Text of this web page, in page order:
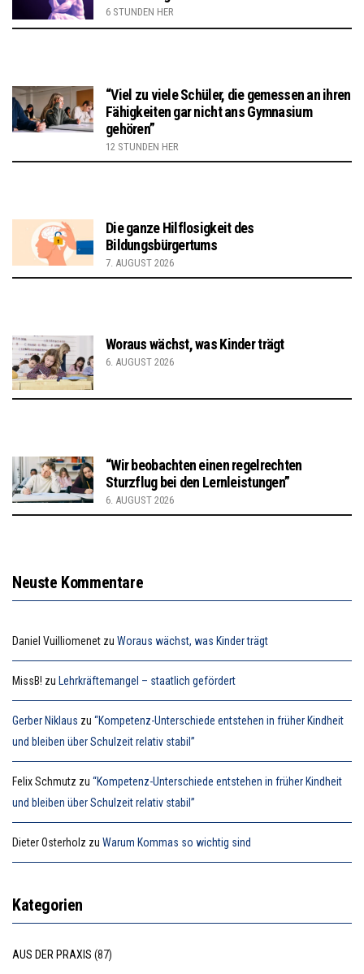
6 STUNDEN HER
“Viel zu viele Schüler, die gemessen an ihren
Fähigkeiten gar nicht ans Gymnasium
gehören”
12 STUNDEN HER
Die ganze Hilflosigkeit des
Bildungsbürgertums
7. AUGUST 2026
Woraus wächst, was Kinder trägt
6. AUGUST 2026
“Wir beobachten einen regelrechten
Sturzflug bei den Lernleistungen”
6. AUGUST 2026
Neuste Kommentare
Daniel Vuilliomenet zu Woraus wächst, was Kinder trägt
MissB! zu Lehrkräftemangel – staatlich gefördert
Gerber Niklaus zu “Kompetenz-Unterschiede entstehen in früher Kindheit
und bleiben über Schulzeit relativ stabil”
Felix Schmutz zu “Kompetenz-Unterschiede entstehen in früher Kindheit
und bleiben über Schulzeit relativ stabil”
Dieter Osterholz zu Warum Kommas so wichtig sind
Kategorien
AUS DER PRAXIS (87)